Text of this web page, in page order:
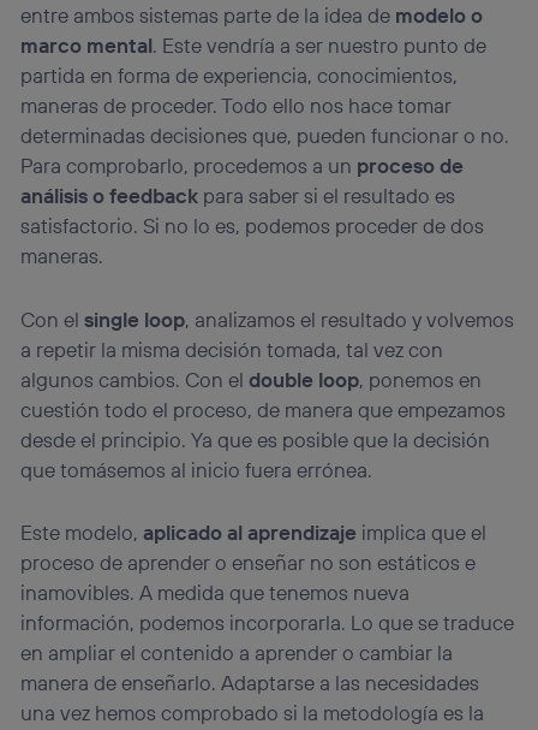
entre ambos sistemas parte de la idea de modelo o
marco mental. Este vendría a ser nuestro punto de
partida en forma de experiencia, conocimientos,
maneras de proceder. Todo ello nos hace tomar
determinadas decisiones que, pueden funcionar o no.
Para comprobarlo, procedemos a un proceso de
análisis o feedback para saber si el resultado es
satisfactorio. Si no lo es, podemos proceder de dos
maneras.
Con elsingle loop, analizamos el resultado y volvemos
a repetir la misma decisión tomada, tal vez con
algunos cambios. Con eldouble loop, ponemos en
cuestión todo el proceso, de manera que empezamos
desde el principio. Ya que es posible que la decisión
que tomásemos al inicio fuera errónea.
Este modelo, aplicado al aprendizaje implica que el
proceso de aprender o enseñar no son estáticos e
inamovibles. A medida que tenemos nueva
información, podemos incorporarla. Lo que se traduce
en ampliar el contenido a aprender o cambiar la
manera de enseñarlo. Adaptarse a las necesidades
una vez hemos comprobado si la metodología es la